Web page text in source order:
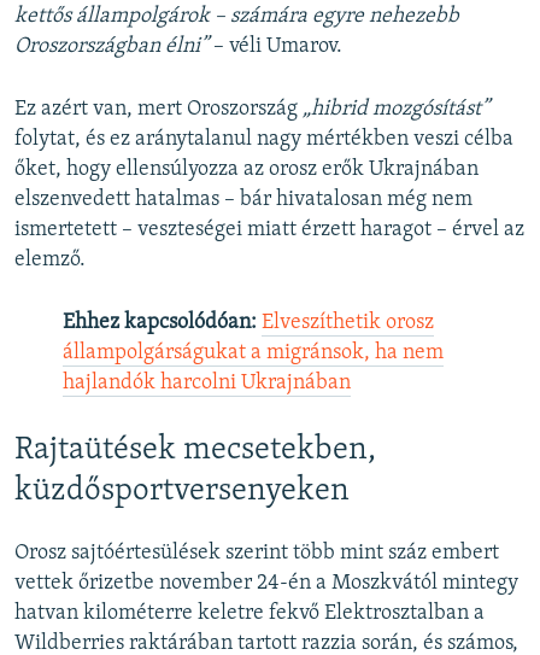
kettős állampolgárok – számára egyre nehezebb
Oroszországban élni”– véli Umarov.
Ez azért van, mert Oroszország „hibrid mozgósítást”
folytat, és ez aránytalanul nagy mértékben veszi célba
őket, hogy ellensúlyozza az orosz erők Ukrajnában
elszenvedett hatalmas – bár hivatalosan még nem
ismertetett – veszteségei miatt érzett haragot – érvel az
elemző.
Ehhez kapcsolódóan: Elveszíthetik orosz
állampolgárságukat a migránsok, ha nem
hajlandók harcolni Ukrajnában
Rajtaütések mecsetekben,
küzdősportversenyeken
Orosz sajtóértesülések szerint több mint száz embert
vettek őrizetbe november 24-én a Moszkvától mintegy
hatvan kilométerre keletre fekvő Elektrosztalban a
Wildberries raktárában tartott razzia során, és számos,